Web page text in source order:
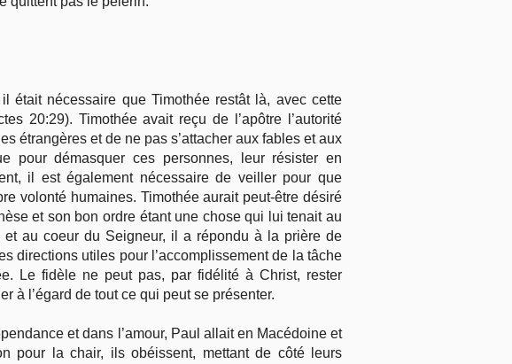
était nécessaire que Timothée restât là, avec cette
20:29). Timothée avait reçu de l’apôtre l’autorité
étrangères et de ne pas s’attacher aux fables et aux
pour démasquer ces personnes, leur résister en
il est également nécessaire de veiller pour que
volonté humaines. Timothée aurait peut-être désiré
et son bon ordre étant une chose qui lui tenait au
au coeur du Seigneur, il a répondu à la prière de
directions utiles pour l’accomplissement de la tâche
Le fidèle ne peut pas, par fidélité à Christ, rester
à l’égard de tout ce qui peut se présenter.
et dans l’amour, Paul allait en Macédoine et
pour la chair, ils obéissent, mettant de côté leurs